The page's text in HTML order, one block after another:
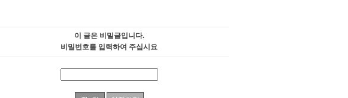
이 글은 비밀글입니다.
비밀번호를 입력하여 주십시요